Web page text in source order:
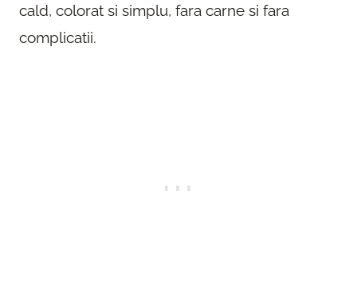
cald, colorat si simplu, fara carne si fara
complicatii.